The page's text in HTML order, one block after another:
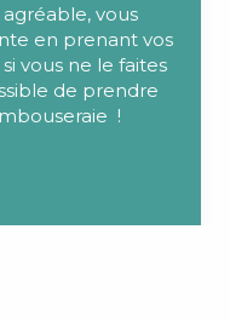
vous
en prenant vos
vous ne le faites
de prendre
!